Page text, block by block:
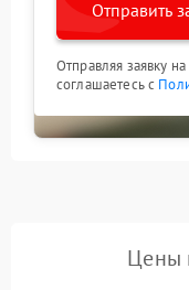
Отправить
Отправляя заявку
соглашаетесь с
Цены